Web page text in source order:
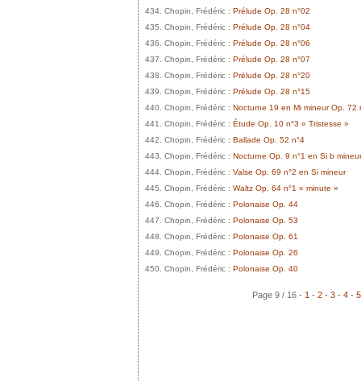
434. Chopin, Frédéric : Prélude Op. 28 n°02
435. Chopin, Frédéric : Prélude Op. 28 n°04
436. Chopin, Frédéric : Prélude Op. 28 n°06
437. Chopin, Frédéric : Prélude Op. 28 n°07
438. Chopin, Frédéric : Prélude Op. 28 n°20
439. Chopin, Frédéric : Prélude Op. 28 n°15
440. Chopin, Frédéric : Nocturne 19 en Mi mineur Op. 72
441. Chopin, Frédéric : Étude Op. 10 n°3 « Tristesse »
442. Chopin, Frédéric : Ballade Op. 52 n°4
443. Chopin, Frédéric : Nocturne Op. 9 n°1 en Si b mineur
444. Chopin, Frédéric : Valse Op. 69 n°2 en Si mineur
445. Chopin, Frédéric : Waltz Op. 64 n°1 « minute »
446. Chopin, Frédéric : Polonaise Op. 44
447. Chopin, Frédéric : Polonaise Op. 53
448. Chopin, Frédéric : Polonaise Op. 61
449. Chopin, Frédéric : Polonaise Op. 26
450. Chopin, Frédéric : Polonaise Op. 40
Page 9 / 16 - 1 - 2 - 3 - 4 - 5